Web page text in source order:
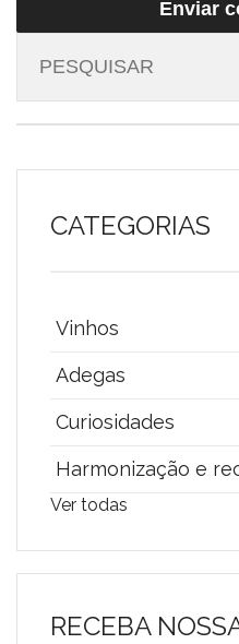
CATEGORIAS
Vinhos
Adegas
Curiosidades
Harmonização e
Ver todas
RECEBA